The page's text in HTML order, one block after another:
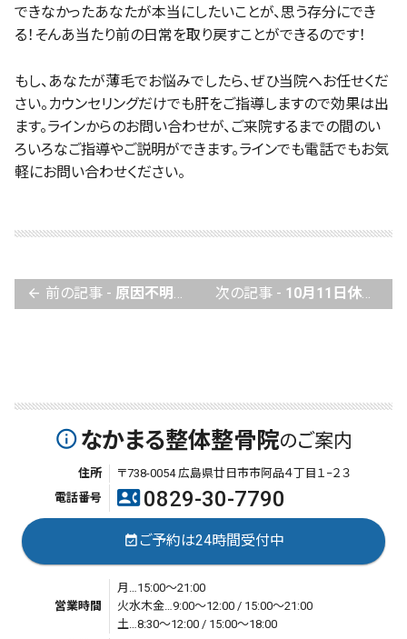
できなかったあなたが本当にしたいことが、思う存分にでき
る！そんあ当たり前の日常を取り戻すことができるのです！
もし、あなたが薄毛でお悩みでしたら、ぜひ当院へお任せくだ
さい。カウンセリングだけでも肝をご指導しますので効果は出
ます。ラインからのお問い合わせが、ご来院するまでの間のい
ろいろなご指導やご説明ができます。ラインでも電話でもお気
軽にお問い合わせください。
arrow_back 前の記事 - 原因不明の不調、自律神経症状でお困りの貴方！こんなことはありませんか？ 次の記事 - 10月11日休診
info_outlineなかまる整体整骨院のご案内
住所
〒738-0054 広島県廿日市市阿品４丁目１−２３
電話番号
contact_phone 0829-30-7790
event_availableご予約は24時間受付中
営業時間
月…15:00～21:00
火水木金…9:00～12:00 / 15:00～21:00
土…8:30～12:00 / 15:00～18:00